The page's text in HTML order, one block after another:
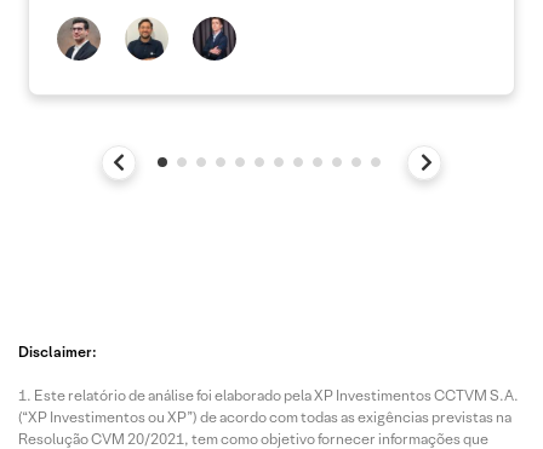
Disclaimer:
Este relatório de análise foi elaborado pela XP Investimentos CCTVM S.A.
(“XP Investimentos ou XP”) de acordo com todas as exigências previstas na
Resolução CVM 20/2021, tem como objetivo fornecer informações que